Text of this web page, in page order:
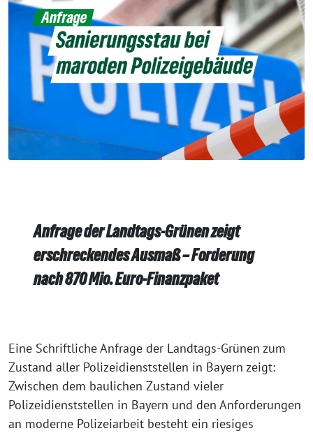
Anfrage der Landtags-Grünen zeigt
erschreckendes Ausmaß – Forderung
nach 870 Mio. Euro-Finanzpaket
Eine Schriftliche Anfrage der Landtags-Grünen zum
Zustand aller Polizeidienststellen in Bayern zeigt:
Zwischen dem baulichen Zustand vieler
Polizeidienststellen in Bayern und den Anforderungen
an moderne Polizeiarbeit besteht ein riesiges